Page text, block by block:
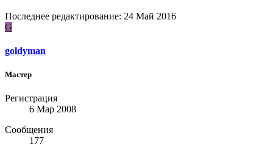
Последнее редактирование: 24 Май 2016
G
goldyman
Мастер
Регистрация
6 Мар 2008
Сообщения
177